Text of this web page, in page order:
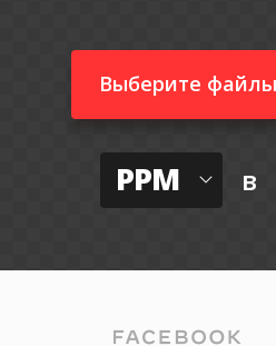
Выберите файлы
PPM в